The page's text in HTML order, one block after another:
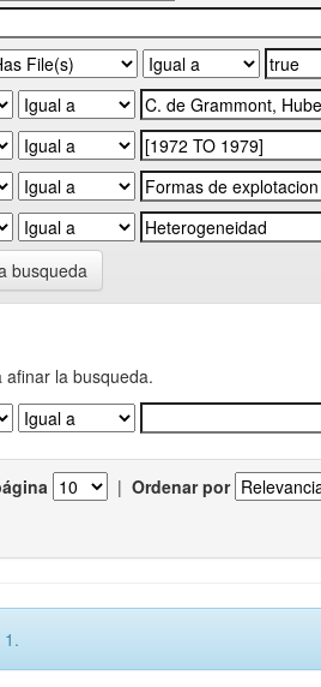
busqueda
afinar la busqueda.
| Ordenar por